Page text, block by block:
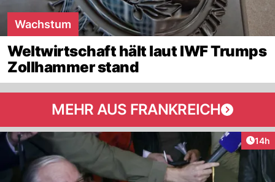
Wachstum
Weltwirtschaft hält laut IWF Trumps
Zollhammer stand
MEHR AUS FRANKREICH
14h